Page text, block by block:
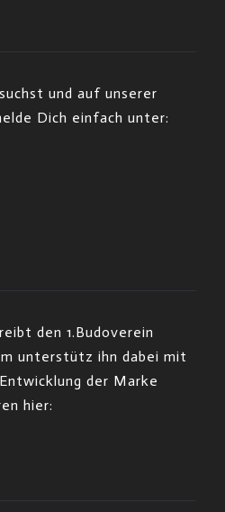
und auf unserer
Dich einfach unter:
den 1.Budoverein
unterstütz ihn dabei mit
der Marke
hier: